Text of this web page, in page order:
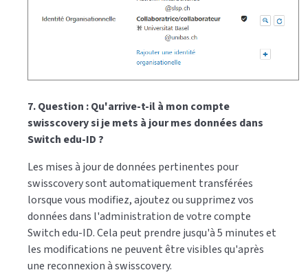
7. Question : Qu'arrive-t-il à mon compte
swisscovery si je mets à jour mes données dans
Switch edu-ID ?
Les mises à jour de données pertinentes pour
swisscovery sont automatiquement transférées
lorsque vous modifiez, ajoutez ou supprimez vos
données dans l'administration de votre compte
Switch edu-ID. Cela peut prendre jusqu'à 5 minutes et
les modifications ne peuvent être visibles qu'après
une reconnexion à swisscovery.